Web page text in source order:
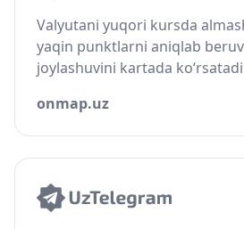
Valyutani yuqori kursda
yaqin punktlarni aniqlab
joylashuvini kartada
onmap.uz